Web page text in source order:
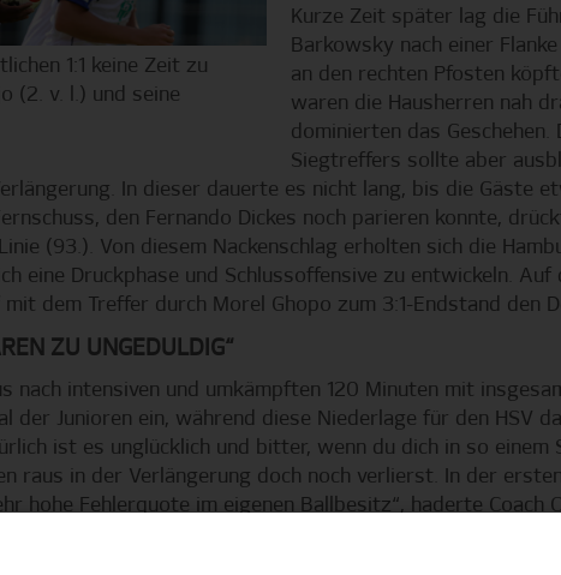
1:1 keine Zeit zu
(2. v. l.) und seine
Kurze Zeit später lag die
Barkowsky nach einer
an den rechten Pfosten
waren die Hausherren nah
dominierten das Geschehen.
Siegtreffers sollte aber
In dieser dauerte es nicht lang, bis die Gäste
den Fernando Dickes noch parieren konnte,
(93.). Von diesem Nackenschlag erholten sich die
eine Druckphase und Schlussoffensive zu entwickeln.
dem Treffer durch Morel Ghopo zum 3:1-Endstand den
ZU UNGEDULDIG“
nach intensiven und umkämpften 120 Minuten mit
der Junioren ein, während diese Niederlage für den HSV
ist es unglücklich und bitter, wenn du dich in so einem
raus in der Verlängerung doch noch verlierst. In der
hohe Fehlerquote im eigenen Ballbesitz“, haderte Coach
übrig hatte. „In der zweiten Halbzeit waren wir
unserer Seite. Leider sind wir in dieser guten Phase